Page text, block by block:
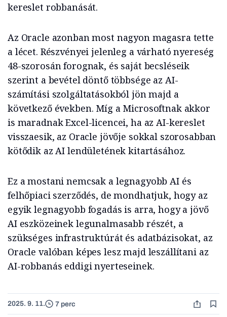
kereslet robbanását.
Az Oracle azonban most nagyon magasra tette
a lécet. Részvényei jelenleg a várható nyereség
48-szorosán forognak, és saját becsléseik
szerint a bevétel döntő többsége az AI-
számítási szolgáltatásokból jön majd a
következő években. Míg a Microsoftnak akkor
is maradnak Excel-licencei, ha az AI-kereslet
visszaesik, az Oracle jövője sokkal szorosabban
kötődik az AI lendületének kitartásához.
Ez a mostani nemcsak a legnagyobb AI és
felhőpiaci szerződés, de mondhatjuk, hogy az
egyik legnagyobb fogadás is arra, hogy a jövő
AI eszközeinek legunalmasabb részét, a
szükséges infrastruktúrát és adatbázisokat, az
Oracle valóban képes lesz majd leszállítani az
AI-robbanás eddigi nyerteseinek.
2025. 9. 11. 7 perc